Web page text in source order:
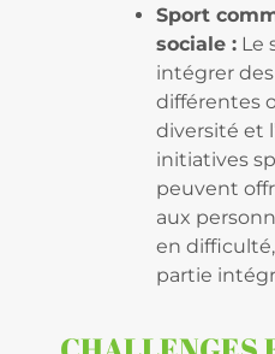
Sport
sociale : Le
intégrer
différentes
diversité et
initiatives
peuvent
aux
en
partie